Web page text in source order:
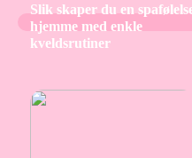
Slik skaper du en
hjemme med enkle
kveldsrutiner